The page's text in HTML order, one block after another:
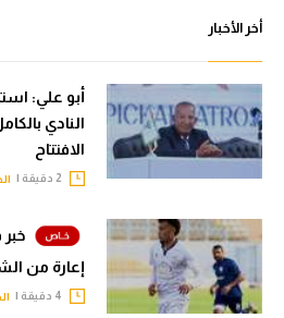
أخر الأخبار
أبو علي:
النادي
الافتتاح
إعارة من